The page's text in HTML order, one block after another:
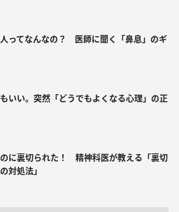
ってなんなの？ 医師に聞く「鼻息」のギ
いい。突然「どうでもよくなる心理」の正
に裏切られた！ 精神科医が教える「裏切
対処法」